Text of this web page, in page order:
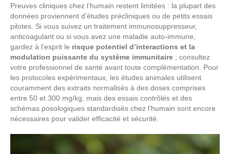
Preuves cliniques chez l’humain restent limitées : la plupart des
données proviennent d’études précliniques ou de petits essais
pilotes. Si vous suivez un traitement immunosuppresseur,
anticoagulant ou si vous avez une maladie auto‑immune,
gardez à l’esprit le risque potentiel d’interactions et la
modulation puissante du système immunitaire ; consultez
votre professionnel de santé avant toute complémentation. Pour
les protocoles expérimentaux, les études animales utilisent
couramment des extraits normalisés à des doses comprises
entre 50 et 300 mg/kg, mais des essais contrôlés et des
schémas posologiques standardisés chez l’humain sont encore
nécessaires pour valider efficacité et sécurité.